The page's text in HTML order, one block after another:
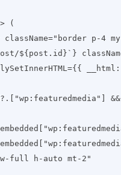
(
className="border p-4
post/${post.id}`}
dangerouslySetInnerHTML={{
full h-auto mt-2"